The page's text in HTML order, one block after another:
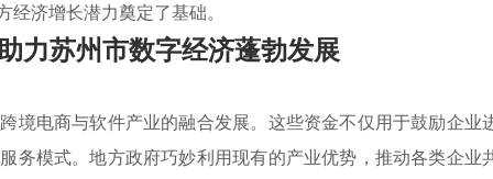
济增长潜力奠定了基础。
力苏州市数字经济蓬勃发展
境电商与软件产业的融合发展。这些资金不仅用于鼓励企业
务模式。地方政府巧妙利用现有的产业优势，推动各类企业